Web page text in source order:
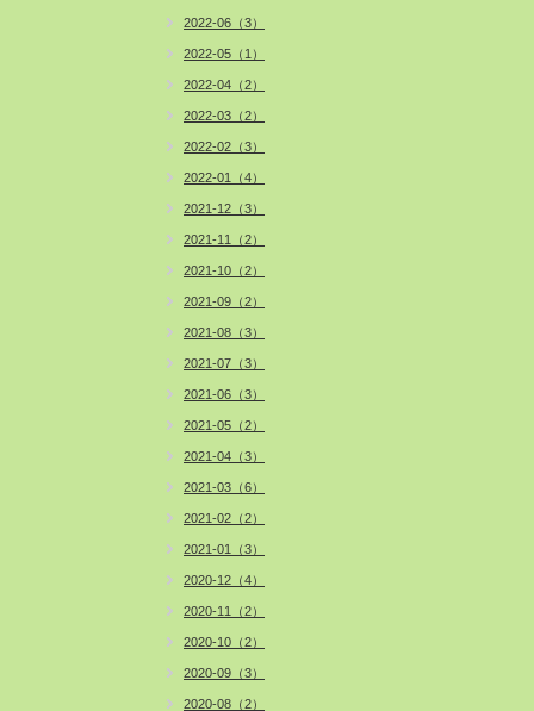
2022-06（3）
2022-05（1）
2022-04（2）
2022-03（2）
2022-02（3）
2022-01（4）
2021-12（3）
2021-11（2）
2021-10（2）
2021-09（2）
2021-08（3）
2021-07（3）
2021-06（3）
2021-05（2）
2021-04（3）
2021-03（6）
2021-02（2）
2021-01（3）
2020-12（4）
2020-11（2）
2020-10（2）
2020-09（3）
2020-08（2）